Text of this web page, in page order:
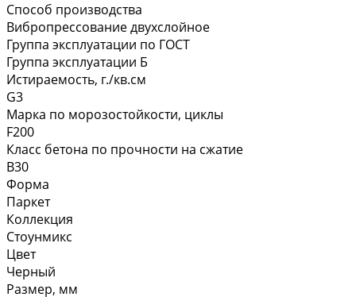
Способ производства
Вибропрессование двухслойное
Группа эксплуатации по ГОСТ
Группа эксплуатации Б
Истираемость, г./кв.см
G3
Марка по морозостойкости, циклы
F200
Класс бетона по прочности на сжатие
В30
Форма
Паркет
Коллекция
Стоунмикс
Цвет
Черный
Размер, мм